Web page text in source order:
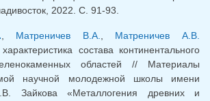
2022. С. 91-93.
, Матреничев В.А., Матреничев А.В.
состава континентального
областей // Материалы
научной молодежной школы имени
Зайкова «Металлогения древних и